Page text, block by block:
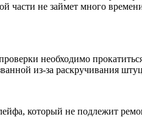
не займет много
необходимо
из-за раскручивания
который не подлежит